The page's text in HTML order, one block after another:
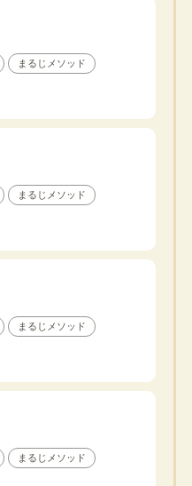
まるじメソッド
まるじメソッド
まるじメソッド
まるじメソッド